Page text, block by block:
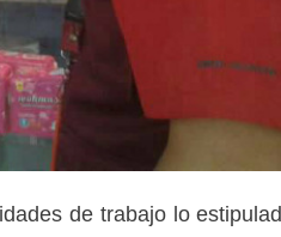
de trabajo lo